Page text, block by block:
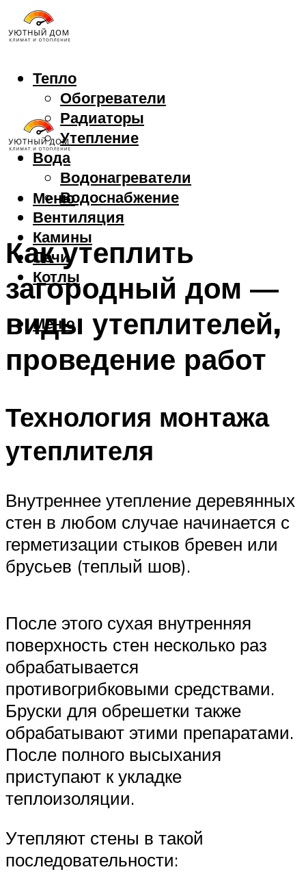
Тепло
Обогреватели
Радиаторы
Утепление
Вода
Водонагреватели
Водоснабжение
Вентиляция
Камины
Печи
Котлы
Меню
Меню
Как утеплить
загородный дом —
виды утеплителей,
проведение работ
Технология монтажа
утеплителя
Внутреннее утепление деревянных
стен в любом случае начинается с
герметизации стыков бревен или
брусьев (теплый шов).
После этого сухая внутренняя
поверхность стен несколько раз
обрабатывается
противогрибковыми средствами.
Бруски для обрешетки также
обрабатывают этими препаратами.
После полного высыхания
приступают к укладке
теплоизоляции.
Утепляют стены в такой
последовательности: